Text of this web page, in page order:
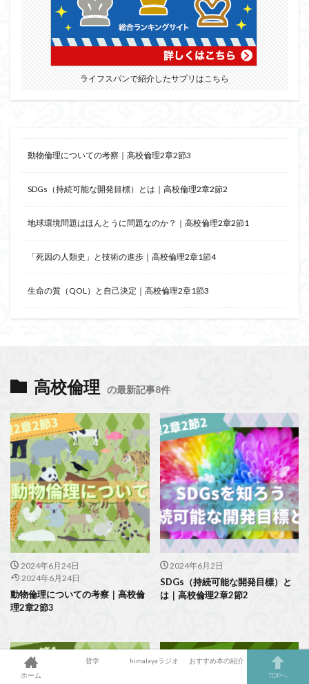
ライフスパンで紹介したサプリはこちら
動物倫理についての考察｜高校倫理2章2節3
SDGs（持続可能な開発目標）とは｜高校倫理2章2節2
地球環境問題はほんとうに問題なのか？｜高校倫理2章2節1
「死因の人類史」と技術の進歩｜高校倫理2章1節4
生命の質（QOL）と自己決定｜高校倫理2章1節3
高校倫理 の最新記事8件
2024年6月24日
2024年6月24日
動物倫理についての考察｜高校倫
理2章2節3
2024年6月2日
SDGs（持続可能な開発目標）と
は｜高校倫理2章2節2
ホーム
哲学 himalayaラジオ
おすすめ本の紹介
TOPへ